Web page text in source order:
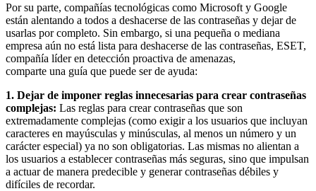
Por su parte, compañías tecnológicas como Microsoft y Google
están alentando a todos a deshacerse de las contraseñas y dejar de
usarlas por completo. Sin embargo, si una pequeña o mediana
empresa aún no está lista para deshacerse de las contraseñas, ESET,
compañía líder en detección proactiva de amenazas,
comparte una guía que puede ser de ayuda:
1. Dejar de imponer reglas innecesarias para crear contraseñas
complejas: Las reglas para crear contraseñas que son
extremadamente complejas (como exigir a los usuarios que incluyan
caracteres en mayúsculas y minúsculas, al menos un número y un
carácter especial) ya no son obligatorias. Las mismas no alientan a
los usuarios a establecer contraseñas más seguras, sino que impulsan
a actuar de manera predecible y generar contraseñas débiles y
difíciles de recordar.